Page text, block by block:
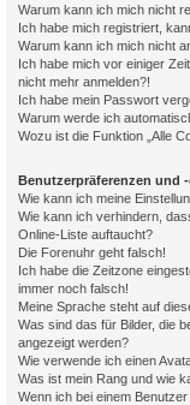
Warum kann ich mich nicht
Ich habe mich registriert,
Warum kann ich mich nicht
Ich habe mich vor einiger
nicht mehr anmelden?!
Ich habe mein Passwort
Warum werde ich
Wozu ist die Funktion „Alle
Benutzerpräferenzen und
Wie kann ich meine
Wie kann ich verhindern,
Online-Liste auftaucht?
Die Forenuhr geht falsch!
Ich habe die Zeitzone
immer noch falsch!
Meine Sprache steht auf
Was sind das für Bilder, die
angezeigt werden?
Wie verwende ich einen
Was ist mein Rang und wie
Wenn ich bei einem